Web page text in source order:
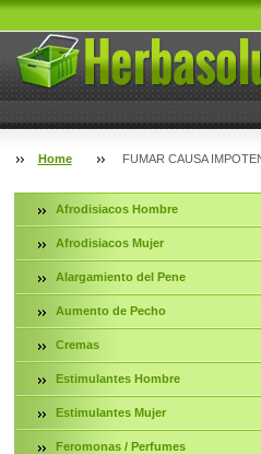
Home FUMAR CAUSA
Afrodisiacos Hombre
Afrodisiacos Mujer
Alargamiento del Pene
Aumento de Pecho
Cremas
Estimulantes Hombre
Estimulantes Mujer
Feromonas / Perfumes